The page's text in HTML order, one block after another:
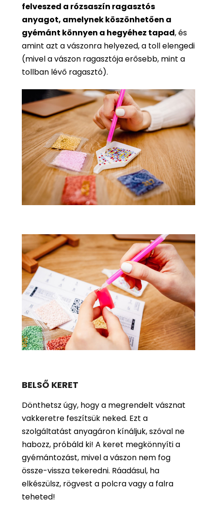
felveszed a rózsaszín ragasztós
anyagot, amelynek köszönhetően a
gyémánt könnyen a hegyéhez tapad, és
amint azt a vászonra helyezed, a toll elengedi
(mivel a vászon ragasztója erősebb, mint a
tollban lévő ragasztó).
BELSŐ KERET
Dönthetsz úgy, hogy a megrendelt vásznat
vakkeretre feszítsük neked. Ezt a
szolgáltatást anyagáron kínáljuk, szóval ne
habozz, próbáld ki! A keret megkönnyíti a
gyémántozást, mivel a vászon nem fog
össze-vissza tekeredni. Ráadásul, ha
elkészülsz, rögvest a polcra vagy a falra
teheted!